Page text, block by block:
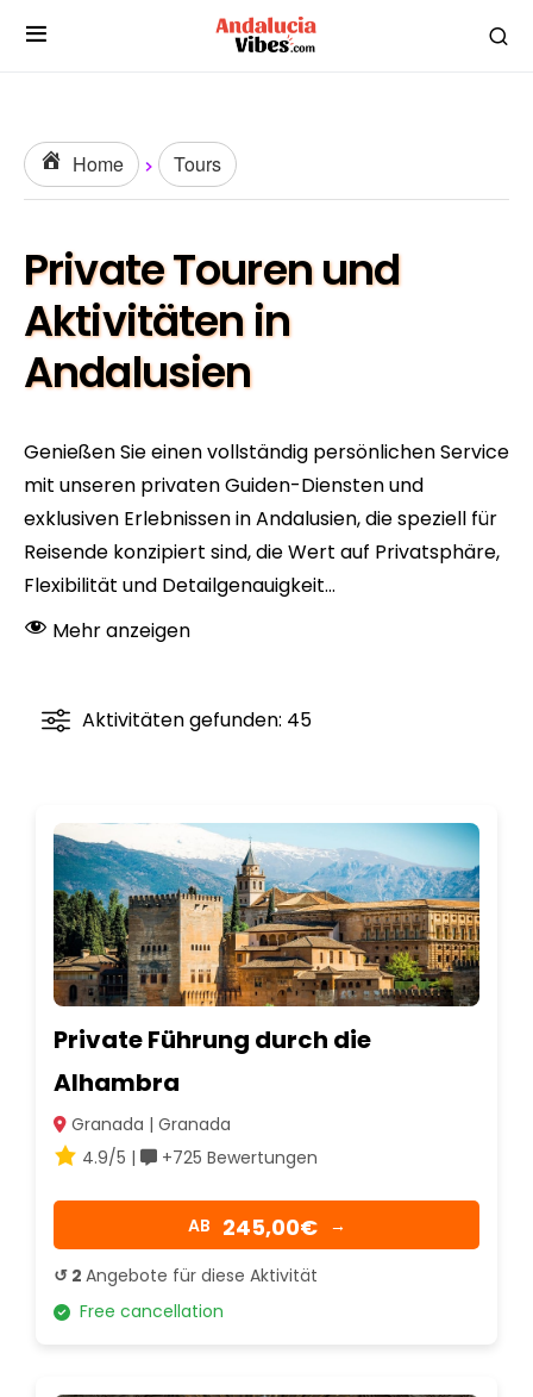
Home Tours
Private Touren und
Aktivitäten in
Andalusien
Genießen Sie einen vollständig persönlichen Service
mit unseren privaten Guiden-Diensten und
exklusiven Erlebnissen in Andalusien, die speziell für
Reisende konzipiert sind, die Wert auf Privatsphäre,
Flexibilität und Detailgenauigkeit...
Mehr anzeigen
Aktivitäten gefunden: 45
Private Führung durch die
Alhambra
Granada | Granada
4.9/5 |
+725 Bewertungen
AB 245,00€ →
↺ 2 Angebote für diese Aktivität
Free cancellation